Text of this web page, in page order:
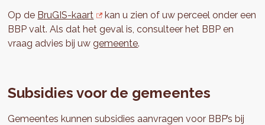
Op de BruGIS-kaart
kan u zien of uw perceel onder een
BBP valt. Als dat het geval is, consulteer het BBP en
vraag advies bij uwgemeente.
Subsidies voor de gemeentes
Gemeentes kunnen subsidies aanvragen voor BBP’s bij